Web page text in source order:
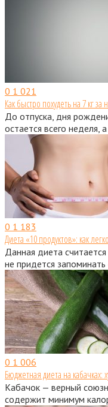
0 1 021
Как быстро похудеть на 7 кг
До отпуска, дня
остается всего неделя,
0 1 183
Диета «10 продуктов»: как
Данная диета
не придется
0 1 006
Бюджетная диета на кабачках:
Кабачок — верный
содержит минимум